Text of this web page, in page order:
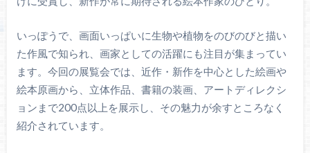
いっぽうで、画面いっぱいに生物や植物をのびのびと描い
た作風で知られ、画家としての活躍にも注目が集まってい
ます。今回の展覧会では、近作・新作を中心とした絵画や
絵本原画から、立体作品、書籍の装画、アートディレクシ
ョンまで200点以上を展示し、その魅力が余すところなく
紹介されています。